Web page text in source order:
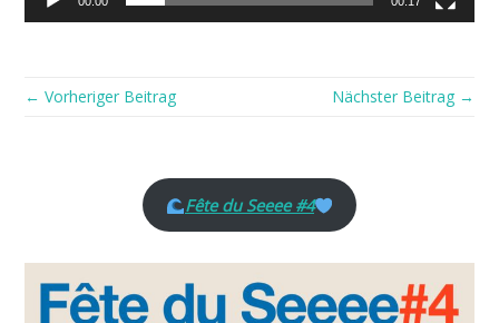
← Vorheriger Beitrag Nächster Beitrag →
Fête du Seeee #4